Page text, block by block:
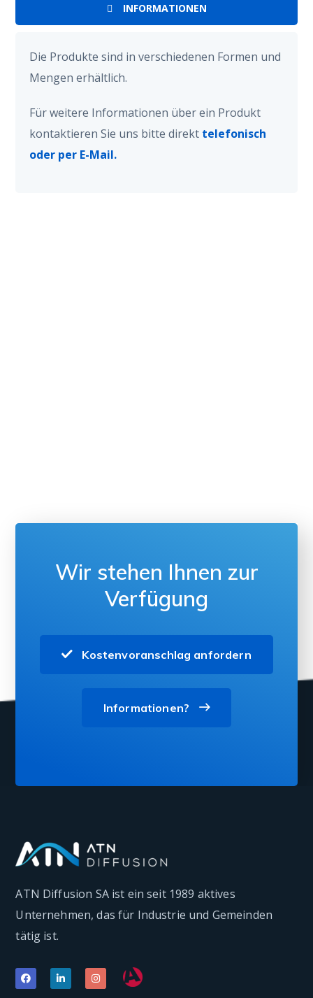
INFORMATIONEN
Die Produkte sind in verschiedenen Formen und
Mengen erhältlich.
Für weitere Informationen über ein Produkt
kontaktieren Sie uns bitte direkt telefonisch
oder per E-Mail.
Wir stehen Ihnen zur
Verfügung
Kostenvoranschlag anfordern
Informationen?
ATN Diffusion SA ist ein seit 1989 aktives
Unternehmen, das für Industrie und Gemeinden
tätig ist.